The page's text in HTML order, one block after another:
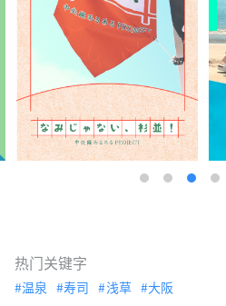
热门关键字
温泉 寿司 浅草 大阪